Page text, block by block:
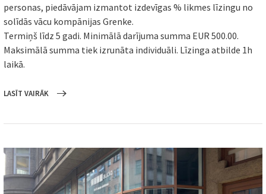
personas, piedāvājam izmantot izdevīgas % likmes līzingu no
solīdās vācu kompānijas Grenke.
Termiņš līdz 5 gadi. Minimālā darījuma summa EUR 500.00.
Maksimālā summa tiek izrunāta individuāli. Līzinga atbilde 1h
laikā.
LASĪT VAIRĀK